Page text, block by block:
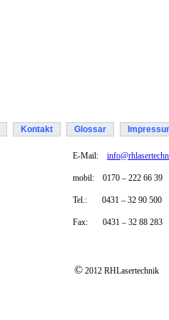
Kontakt Glossar
E-Mail:
mobil: 0170 –222 66 39
Tel.: 0431 –32 90 500
Fax: 0431 – 32 88 283
©2012 RHLasertechnik